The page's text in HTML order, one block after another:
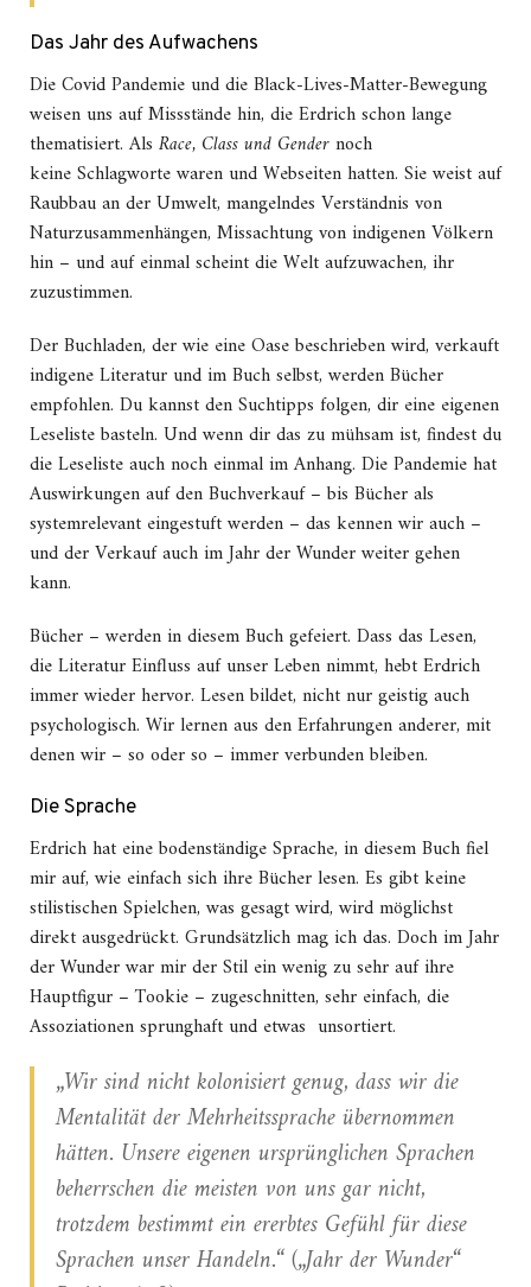
Das Jahr des Aufwachens
Die Covid Pandemie und die Black-Lives-Matter-Bewegung
weisen uns auf Missstände hin, die Erdrich schon lange
thematisiert. Als Race, Class und Gendernoch
keine Schlagworte waren und Webseiten hatten. Sie weist auf
Raubbau an der Umwelt, mangelndes Verständnis von
Naturzusammenhängen, Missachtung von indigenen Völkern
hin – und auf einmal scheint die Welt aufzuwachen, ihr
zuzustimmen.
Der Buchladen, der wie eine Oase beschrieben wird, verkauft
indigene Literatur und im Buch selbst, werden Bücher
empfohlen. Du kannst den Suchtipps folgen, dir eine eigenen
Leseliste basteln. Und wenn dir das zu mühsam ist, findest du
die Leseliste auch noch einmal im Anhang. Die Pandemie hat
Auswirkungen auf den Buchverkauf – bis Bücher als
systemrelevant eingestuft werden – das kennen wir auch –
und der Verkauf auch im Jahr der Wunder weiter gehen
kann.
Bücher – werden in diesem Buch gefeiert. Dass das Lesen,
die Literatur Einfluss auf unser Leben nimmt, hebt Erdrich
immer wieder hervor. Lesen bildet, nicht nur geistig auch
psychologisch. Wir lernen aus den Erfahrungen anderer, mit
denen wir – so oder so – immer verbunden bleiben.
Die Sprache
Erdrich hat eine bodenständige Sprache, in diesem Buch fiel
mir auf, wie einfach sich ihre Bücher lesen. Es gibt keine
stilistischen Spielchen, was gesagt wird, wird möglichst
direkt ausgedrückt. Grundsätzlich mag ich das. Doch im Jahr
der Wunder war mir der Stil ein wenig zu sehr auf ihre
Hauptfigur – Tookie – zugeschnitten, sehr einfach, die
Assoziationen sprunghaft und etwas unsortiert.
„Wir sind nicht kolonisiert genug, dass wir die
Mentalität der Mehrheitssprache übernommen
hätten. Unsere eigenen ursprünglichen Sprachen
beherrschen die meisten von uns gar nicht,
trotzdem bestimmt ein ererbtes Gefühl für diese
Sprachen unser Handeln.“ („Jahr der Wunder“